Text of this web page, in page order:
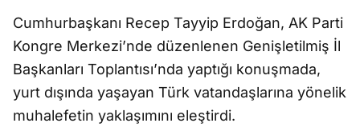
Cumhurbaşkanı Recep Tayyip Erdoğan, AK Parti
Kongre Merkezi’nde düzenlenen Genişletilmiş İl
Başkanları Toplantısı’nda yaptığı konuşmada,
yurt dışında yaşayan Türk vatandaşlarına yönelik
muhalefetin yaklaşımını eleştirdi.